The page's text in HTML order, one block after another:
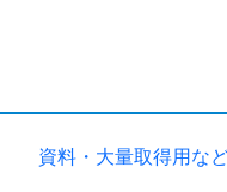
資料・大量取得用な